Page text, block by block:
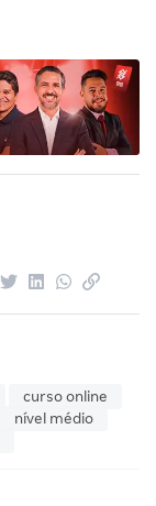
curso online
nível médio